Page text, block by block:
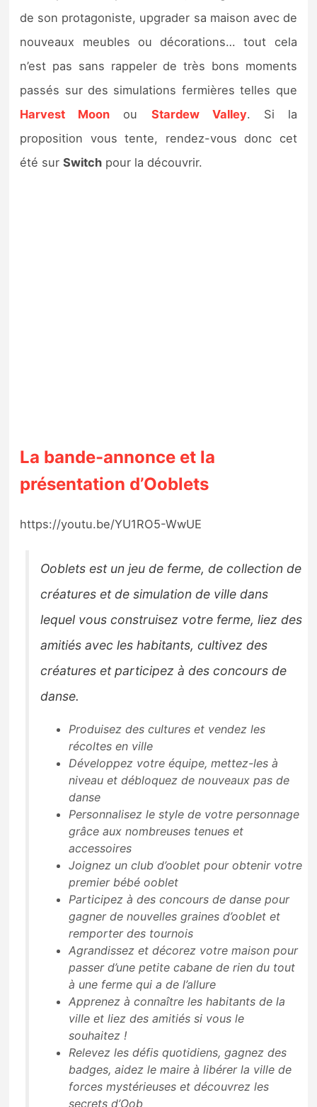
de son protagoniste, upgrader sa maison avec de
nouveaux meubles ou décorations… tout cela
n’est pas sans rappeler de très bons moments
passés sur des simulations fermières telles que
Harvest Moon
ou Stardew Valley. Si la
proposition vous tente, rendez-vous donc cet
été surSwitch pour la découvrir.
La bande-annonce et la
présentation d’Ooblets
https://youtu.be/YU1RO5-WwUE
Ooblets est un jeu de ferme, de collection de
créatures et de simulation de ville dans
lequel vous construisez votre ferme, liez des
amitiés avec les habitants, cultivez des
créatures et participez à des concours de
danse.
Produisez des cultures et vendez les
récoltes en ville
Développez votre équipe, mettez-les à
niveau et débloquez de nouveaux pas de
danse
Personnalisez le style de votre personnage
grâce aux nombreuses tenues et
accessoires
Joignez un club d’ooblet pour obtenir votre
premier bébé ooblet
Participez à des concours de danse pour
gagner de nouvelles graines d’ooblet et
remporter des tournois
Agrandissez et décorez votre maison pour
passer d’une petite cabane de rien du tout
à une ferme qui a de l’allure
Apprenez à connaître les habitants de la
ville et liez des amitiés si vous le
souhaitez !
Relevez les défis quotidiens, gagnez des
badges, aidez le maire à libérer la ville de
forces mystérieuses et découvrez les
secrets d’Oob